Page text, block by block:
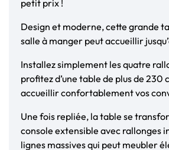
petit prix !
Design et moderne, cette grande
salle à manger peut accueillir
Installez simplement les quatre
profitez d’une table de plus de 230
accueillir confortablement vos
Une fois repliée, la table se
console extensible avec rallonges
lignes massives qui peut meubler